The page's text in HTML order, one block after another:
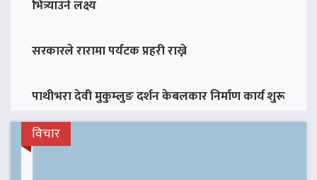
भित्र्याउने लक्ष्य
सरकारले रारामा पर्यटक प्रहरी राख्ने
पाथीभरा देवी मुकुम्लुङ दर्शन केबलकार निर्माण कार्य शुरू
विचार